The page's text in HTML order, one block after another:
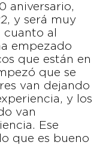
aniversario,
y será muy
al
empezado
que están en
que se
van dejando
y los
van
Ese
que es bueno